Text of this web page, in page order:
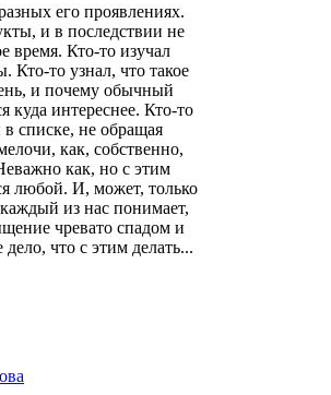
его проявлениях.
и в последствии не
время. Кто-то изучал
то узнал, что такое
и почему обычный
куда интереснее. Кто-то
в списке, не обращая
как, собственно,
как, но с этим
любой. И, может, только
из нас понимает,
чревато спадом и
что с этим делать...